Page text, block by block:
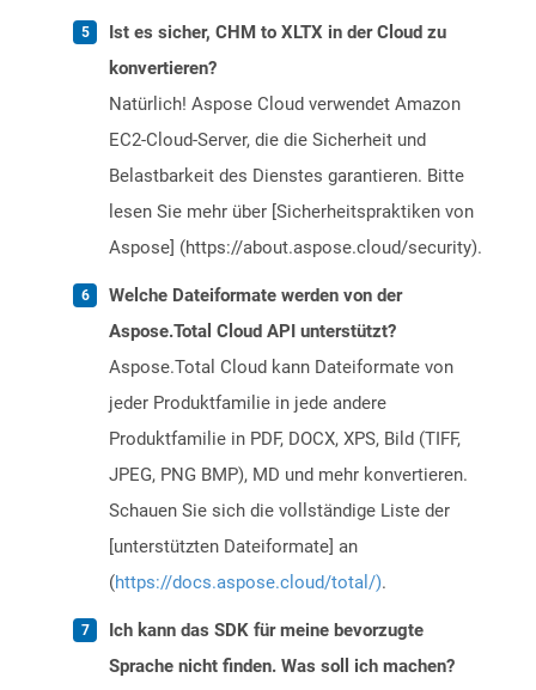
Ist es sicher, CHM to XLTX in der Cloud zu
konvertieren?
Natürlich! Aspose Cloud verwendet Amazon
EC2-Cloud-Server, die die Sicherheit und
Belastbarkeit des Dienstes garantieren. Bitte
lesen Sie mehr über [Sicherheitspraktiken von
Aspose] (https://about.aspose.cloud/security).
Welche Dateiformate werden von der
Aspose.Total Cloud API unterstützt?
Aspose.Total Cloud kann Dateiformate von
jeder Produktfamilie in jede andere
Produktfamilie in PDF, DOCX, XPS, Bild (TIFF,
JPEG, PNG BMP), MD und mehr konvertieren.
Schauen Sie sich die vollständige Liste der
[unterstützten Dateiformate] an
(https://docs.aspose.cloud/total/).
Ich kann das SDK für meine bevorzugte
Sprache nicht finden. Was soll ich machen?